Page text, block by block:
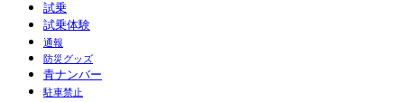
試乗
試乗体験
通報
防災グッズ
青ナンバー
駐車禁止